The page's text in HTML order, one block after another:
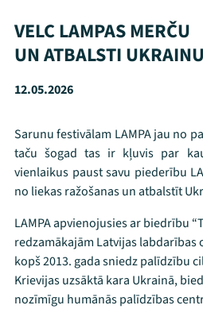
VELC LAMPAS MERČU
UN ATBALSTI UKRAINU
12.05.2026
Sarunu festivālam LAMPA jau no
taču šogad tas ir kļuvis par
vienlaikus paust savu piederību
no liekas ražošanas un atbalstīt
LAMPA apvienojusies ar biedrību
redzamākajām Latvijas labdarības
kopš 2013. gada sniedz palīdzību
Krievijas uzsāktā kara Ukrainā,
nozīmīgu humānās palīdzības